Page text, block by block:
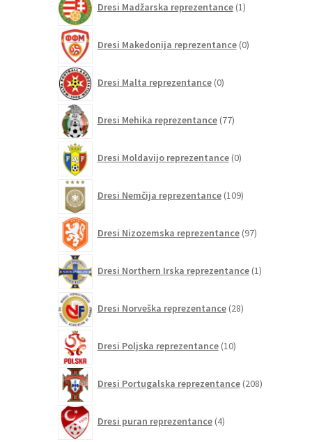
Dresi Madžarska reprezentance 1izdelek
Dresi Makedonija reprezentance 0izdelkov
Dresi Malta reprezentance 0izdelkov
Dresi Mehika reprezentance 77izdelkov
Dresi Moldavijo reprezentance 0izdelkov
Dresi Nemčija reprezentance 109izdelkov
Dresi Nizozemska reprezentance 97izdelkov
Dresi Northern Irska reprezentance 1izdelek
Dresi Norveška reprezentance 28izdelkov
Dresi Poljska reprezentance 10izdelkov
Dresi Portugalska reprezentance 208izdelkov
Dresi puran reprezentance 4izdelki